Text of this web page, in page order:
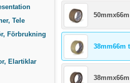
Tele
Förbrukning
Elartiklar
38mm66m